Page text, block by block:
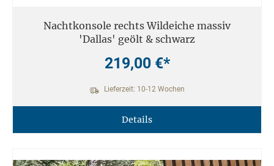
Nachtkonsole rechts Wildeiche massiv
'Dallas' geölt & schwarz
219,00 €*
Lieferzeit: 10-12 Wochen
Details